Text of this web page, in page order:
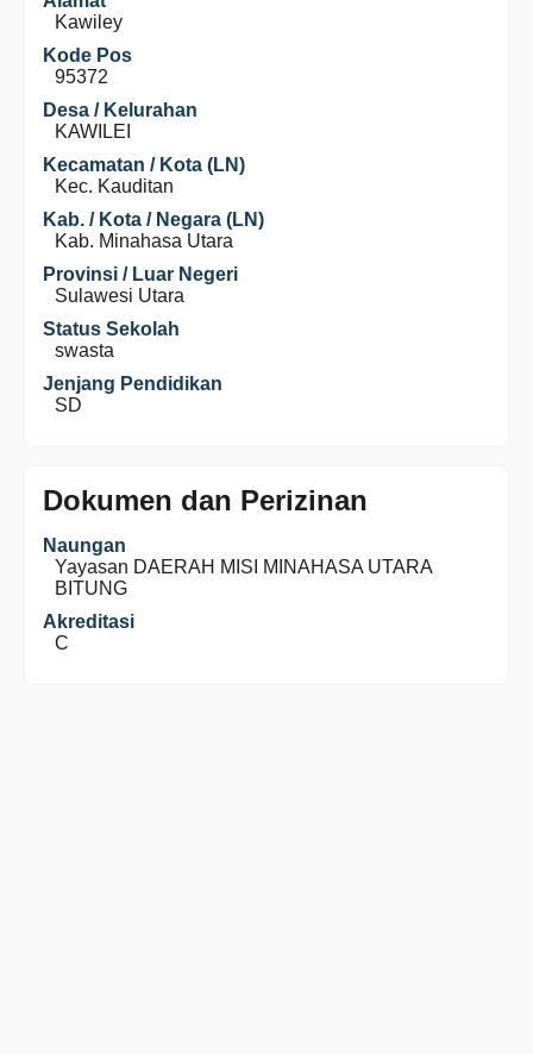
Kawiley
Kode Pos
95372
Desa / Kelurahan
KAWILEI
Kecamatan / Kota (LN)
Kec. Kauditan
Kab. / Kota / Negara (LN)
Kab. Minahasa Utara
Provinsi / Luar Negeri
Sulawesi Utara
Status Sekolah
swasta
Jenjang Pendidikan
SD
Dokumen dan Perizinan
Naungan
Yayasan DAERAH MISI MINAHASA UTARA
BITUNG
Akreditasi
C